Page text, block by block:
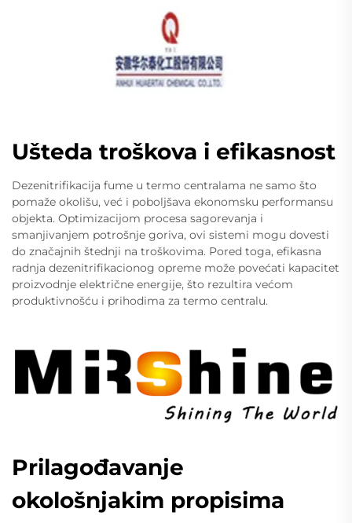
Ušteda troškova i efikasnost
Dezenitrifikacija fume u termo centralama ne samo što
pomaže okolišu, već i poboljšava ekonomsku performansu
objekta. Optimizacijom procesa sagorevanja i
smanjivanjem potrošnje goriva, ovi sistemi mogu dovesti
do značajnih štednji na troškovima. Pored toga, efikasna
radnja dezenitrifikacionog opreme može povećati kapacitet
proizvodnje električne energije, što rezultira većom
produktivnošću i prihodima za termo centralu.
Prilagođavanje
okološnjakim propisima